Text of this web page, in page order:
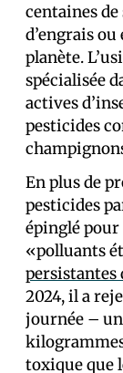
centaines
d’engrais
planète.
spécialisée
actives
pesticides
En plus de
pesticides
épinglé pour
«polluants
persistantes
2024, il a
journée – un
toxique que